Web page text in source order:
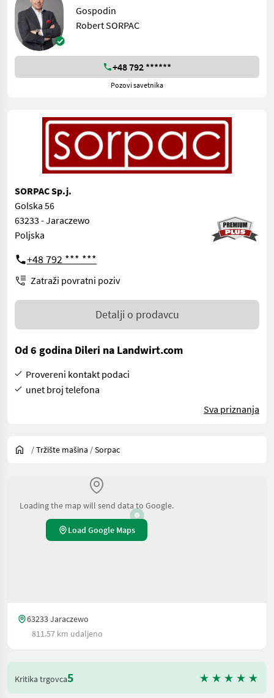
Gospodin
Robert SORPAC
+48 792 ******
Pozovi savetnika
SORPAC Sp.j.
Golska 56
63233 - Jaraczewo
Poljska
+48 792 *** ***
Zatraži povratni poziv
Detalji o prodavcu
Od 6 godina Dileri na Landwirt.com
Provereni kontakt podaci
unet broj telefona
Sva priznanja
/Tržište mašina /Sorpac
Loading the map will send data to Google.
Load Google Maps
63233 Jaraczewo
811.57 km udaljeno
Kritika trgovca5